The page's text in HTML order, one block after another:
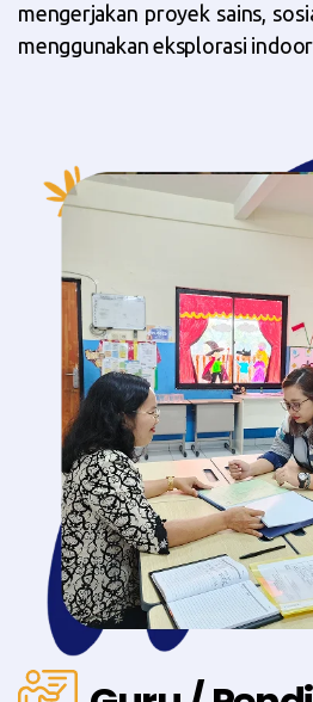
mengerjakan proyek sains,
menggunakan eksplorasi